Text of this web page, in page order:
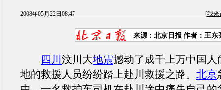
2008年05月22日08:47 [我来
来源：北京日报 作者：王东
四川 汶川大地震撼动了成千上万中国人
地的救援人员纷纷踏上赴川救援之路。 北京